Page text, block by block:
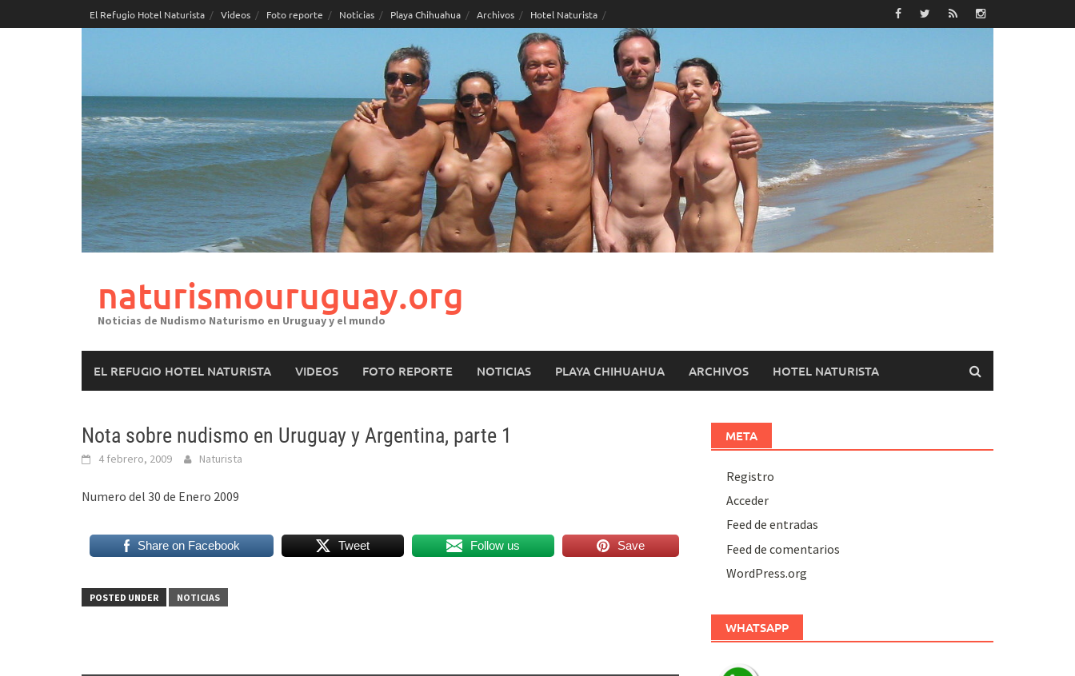
to
El Refugio Hotel Naturista Videos Foto reporte Noticias Playa Chihuahua Archivos Hotel Naturista
naturismouruguay.org
Noticias de Nudismo Naturismo en Uruguay y el mundo
EL REFUGIO HOTEL NATURISTA VIDEOS FOTO REPORTE NOTICIAS PLAYA CHIHUAHUA ARCHIVOS HOTEL NATURISTA
Nota sobre nudismo en Uruguay y Argentina, parte 1
4 febrero, 2009 Naturista
Numero del 30 de Enero 2009
Share on Facebook Tweet Follow us Save
POSTED UNDER NOTICIAS
META
Registro
Acceder
Feed de entradas
Feed de comentarios
WordPress.org
WHATSAPP